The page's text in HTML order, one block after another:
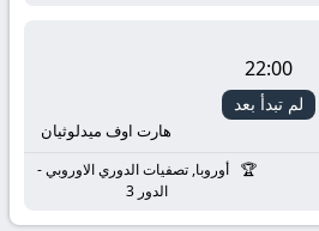
22:00
لم تبدأ بعد
هارت اوف ميدلوثيان
أوروبا, تصفيات الدوري الاوروبي -
الدور 3